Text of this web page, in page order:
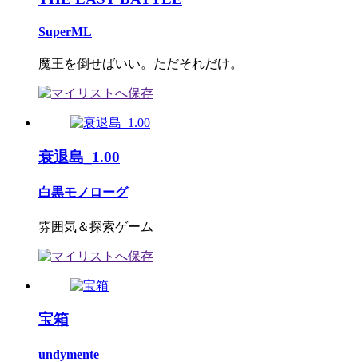
SuperML
魔王を倒せばいい。ただそれだけ。
衰退島_1.00
白黒モノローグ
雰囲気＆探索ゲーム
宝箱
undymente